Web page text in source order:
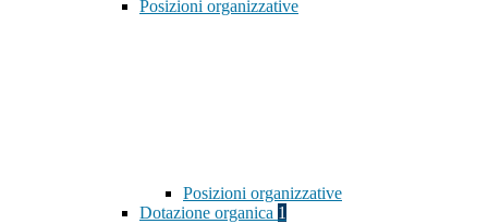
Posizioni organizzative
Posizioni organizzative
Dotazione organica 1